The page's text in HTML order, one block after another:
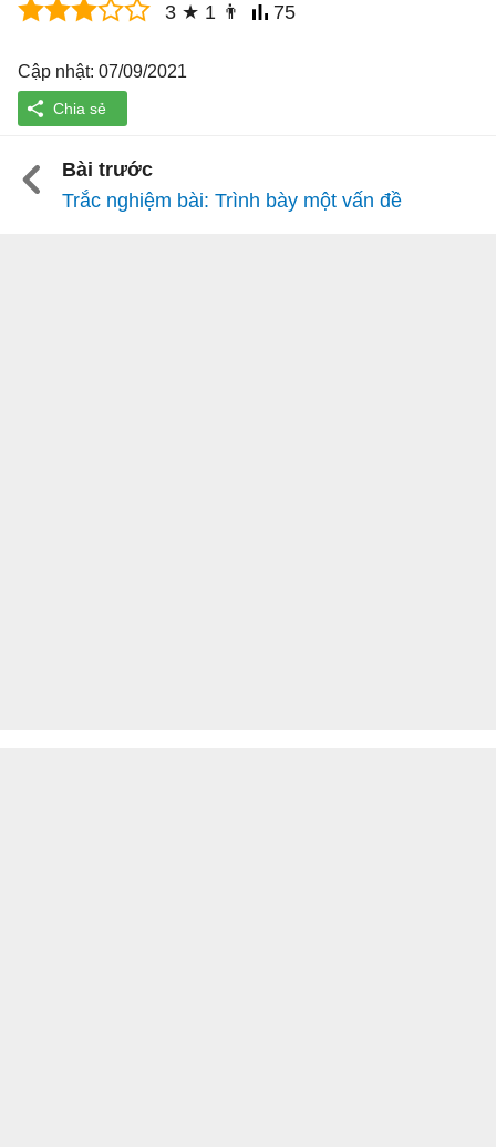
3 ★ 1 👨 75
Cập nhật: 07/09/2021
Bài trước
Trắc nghiệm bài: Trình bày một vấn đề